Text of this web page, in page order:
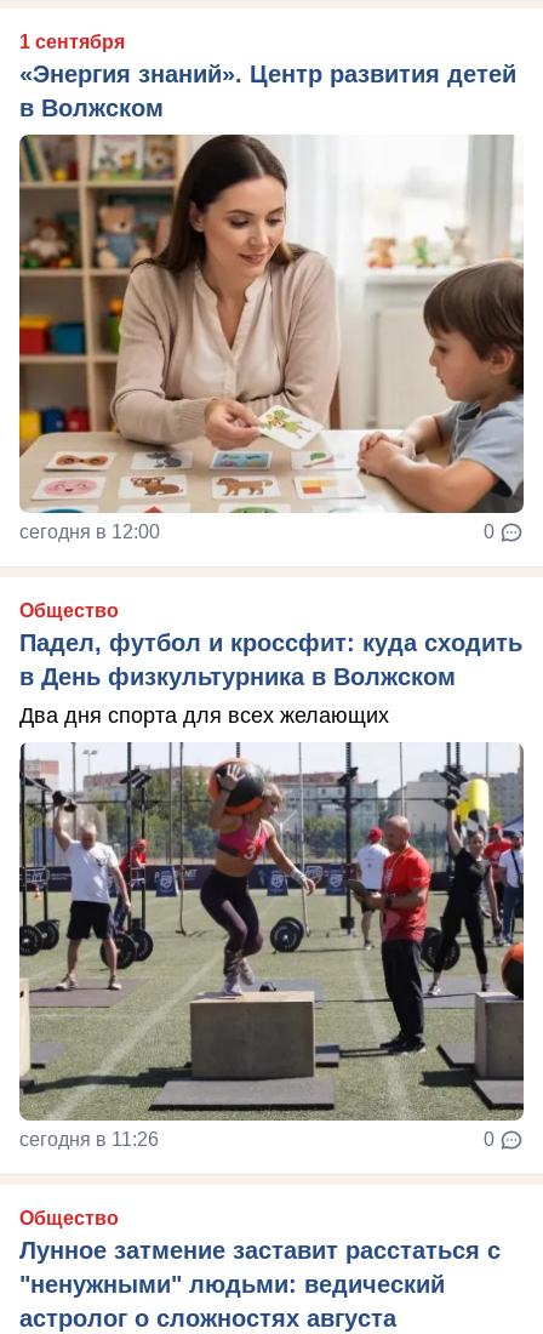
1 сентября
«Энергия знаний». Центр развития детей
в Волжском
сегодня в 12:00 0
Общество
Падел, футбол и кроссфит: куда сходить
в День физкультурника в Волжском
Два дня спорта для всех желающих
сегодня в 11:26 0
Общество
Лунное затмение заставит расстаться с
"ненужными" людьми: ведический
астролог о сложностях августа